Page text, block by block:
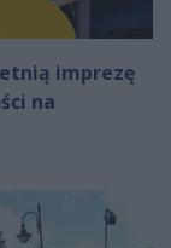
imprezę
na